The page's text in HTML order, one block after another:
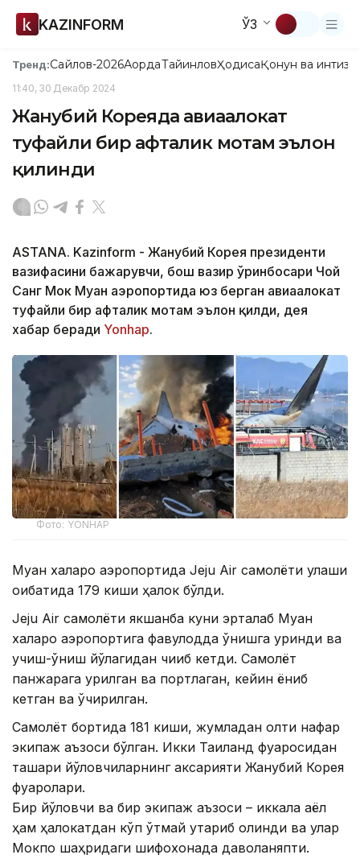
KAZINFORM ЎЗ
Тренд:Сайлов-2026АқордаТайинловҲодисаҚонун ва
11:40, 30 Декабр 2024
Жанубий Кореяда авиаҳалокат
туфайли бир ҳафталик мотам эълон
қилинди
ASTANA. Kazinform - Жанубий Корея президенти
вазифасини бажарувчи, бош вазир ўринбосари Чой
Санг Мок Муан аэропортида юз берган авиаҳалокат
туфайли бир ҳафталик мотам эълон қилди, дея
хабар беради Yonhap.
Фото: YONHAP
Муан халқаро аэропортида Jeju Air самолёти қулаши
оқибатида 179 киши ҳалок бўлди.
Jeju Air самолёти якшанба куни эрталаб Муан
халқаро аэропортига фавқулодда қўнишга уринди ва
учиш-қўниш йўлагидан чиқиб кетди. Самолёт
панжарага урилган ва портлаган, кейин ёниб
кетган ва ўчирилган.
Самолёт бортида 181 киши, жумладан олти нафар
экипаж аъзоси бўлган. Икки Таиланд фуқаросидан
ташқари йўловчиларнинг аксарияти Жанубий Корея
фуқаролари.
Бир йўловчи ва бир экипаж аъзоси – иккала аёл
ҳам ҳалокатдан кўп ўтмай қутқариб олинди ва улар
Мокпо шаҳридаги шифохонада даволаняпти.